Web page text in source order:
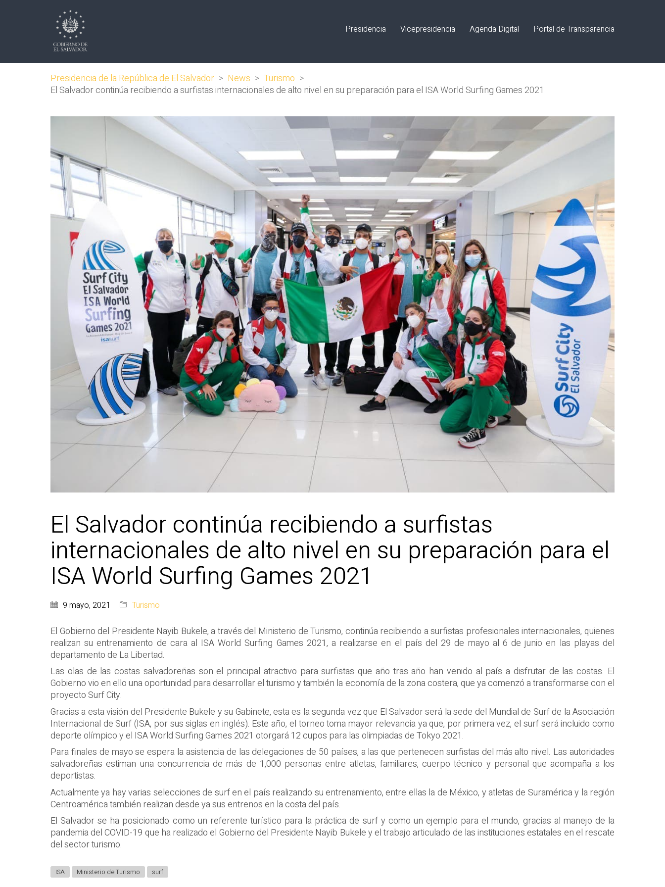
Presidencia Vicepresidencia Agenda Digital Portal de Transparencia
Presidencia de la República de El Salvador > News > Turismo >
El Salvador continúa recibiendo a surfistas internacionales de alto nivel en su preparación para el ISA World Surfing Games 2021
El Salvador continúa recibiendo a surfistas
internacionales de alto nivel en su preparación para el
ISA World Surfing Games 2021
9 mayo, 2021 Turismo
El Gobierno del Presidente Nayib Bukele, a través del Ministerio de Turismo, continúa recibiendo a surfistas profesionales internacionales, quienes
realizan su entrenamiento de cara al ISA World Surfing Games 2021, a realizarse en el país del 29 de mayo al 6 de junio en las playas del
departamento de La Libertad.
Las olas de las costas salvadoreñas son el principal atractivo para surfistas que año tras año han venido al país a disfrutar de las costas. El
Gobierno vio en ello una oportunidad para desarrollar el turismo y también la economía de la zona costera, que ya comenzó a transformarse con el
proyecto Surf City.
Gracias a esta visión del Presidente Bukele y su Gabinete, esta es la segunda vez que El Salvador será la sede del Mundial de Surf de la Asociación
Internacional de Surf (ISA, por sus siglas en inglés). Este año, el torneo toma mayor relevancia ya que, por primera vez, el surf será incluido como
deporte olímpico y el ISA World Surfing Games 2021 otorgará 12 cupos para las olimpiadas de Tokyo 2021.
Para finales de mayo se espera la asistencia de las delegaciones de 50 países, a las que pertenecen surfistas del más alto nivel. Las autoridades
salvadoreñas estiman una concurrencia de más de 1,000 personas entre atletas, familiares, cuerpo técnico y personal que acompaña a los
deportistas.
Actualmente ya hay varias selecciones de surf en el país realizando su entrenamiento, entre ellas la de México, y atletas de Suramérica y la región
Centroamérica también realizan desde ya sus entrenos en la costa del país.
El Salvador se ha posicionado como un referente turístico para la práctica de surf y como un ejemplo para el mundo, gracias al manejo de la
pandemia del COVID-19 que ha realizado el Gobierno del Presidente Nayib Bukele y el trabajo articulado de las instituciones estatales en el rescate
del sector turismo.
ISA Ministerio de Turismo surf